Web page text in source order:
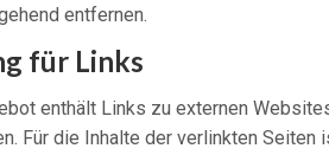
entfernen.
für Links
enthält Links zu externen
Für die Inhalte der verlinkten